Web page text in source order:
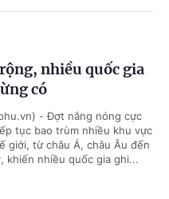
nhiều quốc gia
có
- Đợt nắng nóng cực
tục bao trùm nhiều khu vực
giới, từ châu Á, châu Âu đến
khiến nhiều quốc gia ghi...